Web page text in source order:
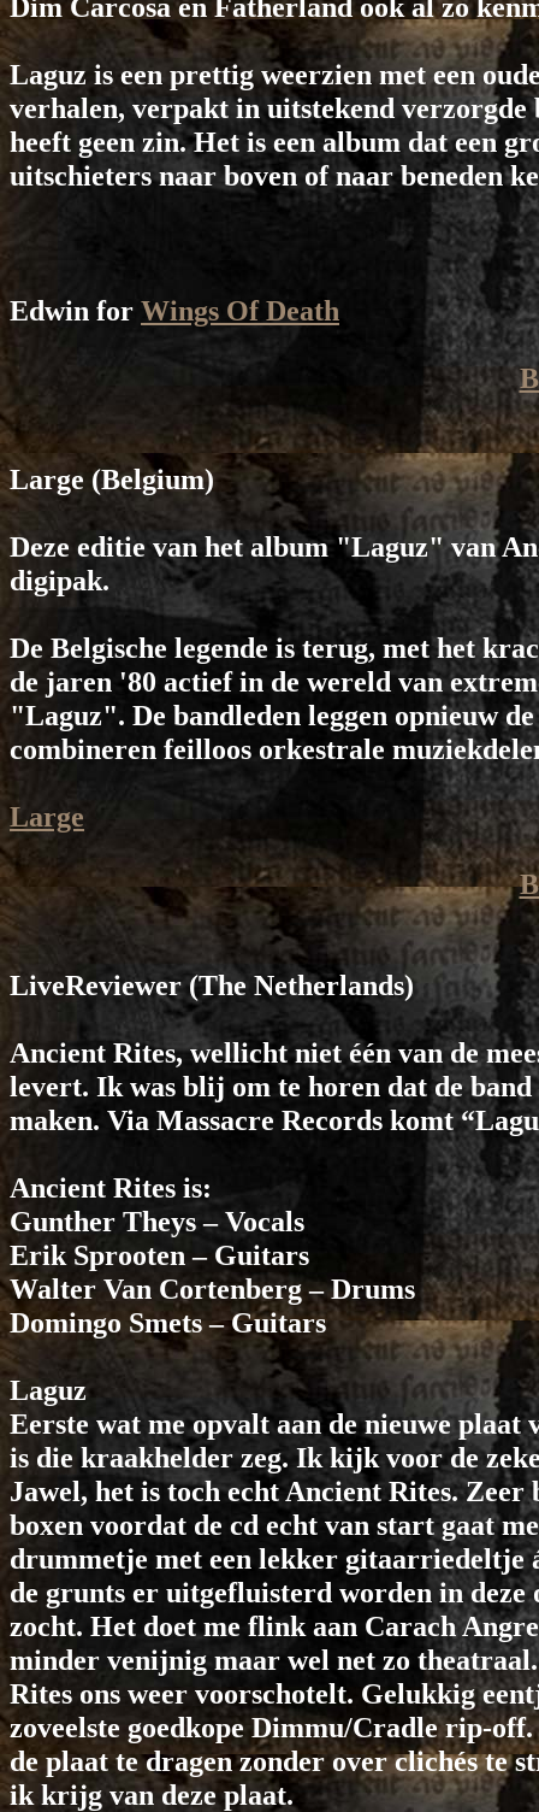
Dim Carcosa en Fatherland ook al zo
Laguz is een prettig weerzien met een
verhalen, verpakt in uitstekend verzorgde
heeft geen zin. Het is een album dat een
uitschieters naar boven of naar beneden
Edwin for Wings Of Death
Large (Belgium)
Deze editie van het album "Laguz" van
digipak.
De Belgische legende is terug, met het
de jaren '80 actief in de wereld van
"Laguz". De bandleden leggen opnieuw
combineren feilloos orkestrale
Large
LiveReviewer(The Netherlands)
Ancient Rites, wellicht niet één van de
levert. Ik was blij om te horen dat de
maken. Via Massacre Records komt
Ancient Rites is:
Gunther Theys – Vocals
Erik Sprooten – Guitars
Walter Van Cortenberg – Drums
Domingo Smets – Guitars
Laguz
Eerste wat me opvalt aan de nieuwe
is die kraakhelder zeg. Ik kijk voor de
Jawel, het is toch echt Ancient Rites.
boxen voordat de cd echt van start gaat
drummetje met een lekker gitaarriedeltje
de grunts er uitgefluisterd worden in
zocht. Het doet me flink aan Carach
minder venijnig maar wel net zo
Rites ons weer voorschotelt. Gelukkig
zoveelste goedkope Dimmu/Cradle rip-
de plaat te dragen zonder over clichés te
ik krijg van deze plaat.